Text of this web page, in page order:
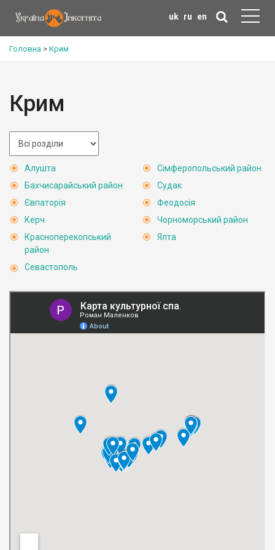
uk ru en
Головна > Крим
Крим
Алушта
Бахчисарайський район
Євпаторія
Керч
Красноперекопський
район
Севастополь
Сімферопольський район
Судак
Феодосія
Чорноморський район
Ялта